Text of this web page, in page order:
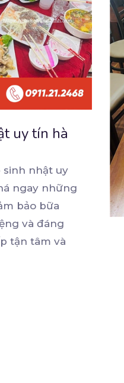
uy tín hà
sinh nhật uy
ngay những
bảo bữa
và đáng
tận tâm và